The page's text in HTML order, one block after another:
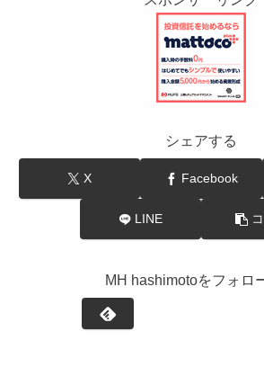
シェアする
X Facebook
LINE
MH hashimotoをフォロ